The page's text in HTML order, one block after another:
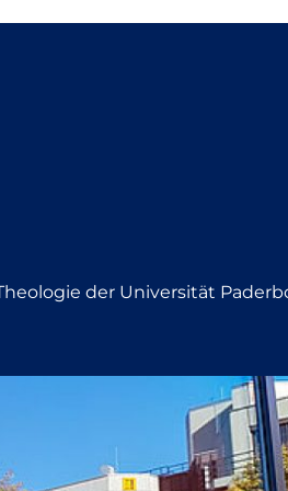
der Universität